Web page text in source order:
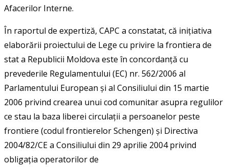
Afacerilor Interne.
În raportul de expertiză, CAPC a constatat, că inițiativa
elaborării proiectului de Lege cu privire la frontiera de
stat a Republicii Moldova este în concordanță cu
prevederile Regulamentului (EC) nr. 562/2006 al
Parlamentului European și al Consiliului din 15 martie
2006 privind crearea unui cod comunitar asupra regulilor
ce stau la baza liberei circulații a persoanelor peste
frontiere (codul frontierelor Schengen) și Directiva
2004/82/CE a Consiliului din 29 aprilie 2004 privind
obligația operatorilor de